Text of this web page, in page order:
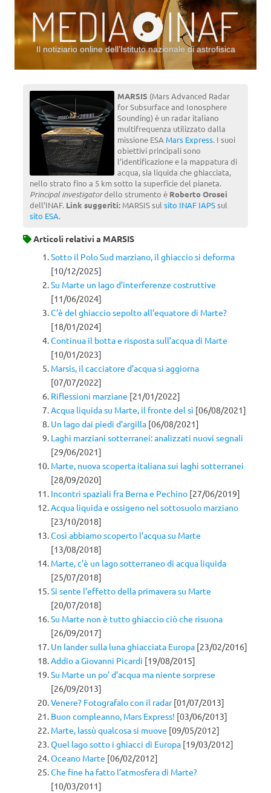
Il notiziario online dell’Istituto nazionale di astrofisica
MARSIS (Mars Advanced Radar
for Subsurface and Ionosphere
Sounding) è un radar italiano
multifrequenza utilizzato dalla
missione ESA Mars Express. I suoi
obiettivi principali sono
l’identificazione e la mappatura di
acqua, sia liquida che ghiacciata,
nello strato fino a 5 km sotto la superficie del pianeta.
Principal investigatordello strumento è Roberto Orosei
dell’INAF. Link suggeriti:MARSIS sul sito INAF IAPSsul
sito ESA.
Articoli relativi a MARSIS
Sotto il Polo Sud marziano, il ghiaccio si deforma
[10/12/2025]
Su Marte un lago d’interferenze costruttive
[11/06/2024]
C’è del ghiaccio sepolto all’equatore di Marte?
[18/01/2024]
Continua il botta e risposta sull’acqua di Marte
[10/01/2023]
Marsis, il cacciatore d’acqua si aggiorna
[07/07/2022]
Riflessioni marziane [21/01/2022]
Acqua liquida su Marte, il fronte del sì [06/08/2021]
Un lago dai piedi d’argilla [06/08/2021]
Laghi marziani sotterranei: analizzati nuovi segnali
[29/06/2021]
Marte, nuova scoperta italiana sui laghi sotterranei
[28/09/2020]
Incontri spaziali fra Berna e Pechino [27/06/2019]
Acqua liquida e ossigeno nel sottosuolo marziano
[23/10/2018]
Così abbiamo scoperto l’acqua su Marte
[13/08/2018]
Marte, c’è un lago sotterraneo di acqua liquida
[25/07/2018]
Si sente l’effetto della primavera su Marte
[20/07/2018]
Su Marte non è tutto ghiaccio ciò che risuona
[26/09/2017]
Un lander sulla luna ghiacciata Europa [23/02/2016]
Addio a Giovanni Picardi [19/08/2015]
Su Marte un po’ d’acqua ma niente sorprese
[26/09/2013]
Venere? Fotografalo con il radar[01/07/2013]
Buon compleanno, Mars Express! [03/06/2013]
Marte, lassù qualcosa si muove [09/05/2012]
Quel lago sotto i ghiacci di Europa [19/03/2012]
Oceano Marte [06/02/2012]
Che fine ha fatto l’atmosfera di Marte?
[10/03/2011]